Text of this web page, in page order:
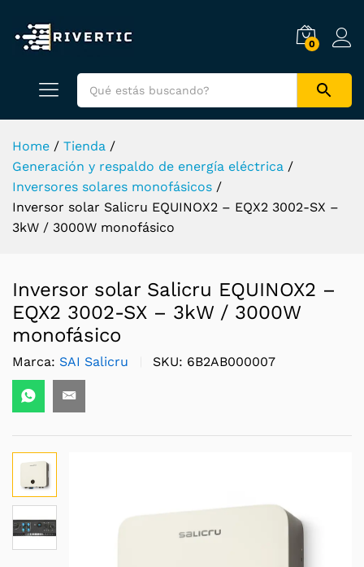
0
Home / Tienda /
Generación y respaldo de energía eléctrica /
Inversores solares monofásicos /
Inversor solar Salicru EQUINOX2 – EQX2 3002-SX –
3kW / 3000W monofásico
Inversor solar Salicru EQUINOX2 –
EQX2 3002-SX – 3kW / 3000W
monofásico
Marca: SAI Salicru SKU: 6B2AB000007